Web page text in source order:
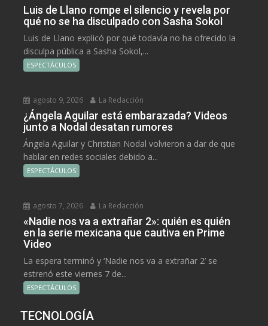
Luis de Llano rompe el silencio y revela por
qué no se ha disculpado con Sasha Sokol
Luis de Llano explicó por qué todavía no ha ofrecido la
disculpa pública a Sasha Sokol,...
ESPECTÁCULOS
agosto 9, 2026 La Redacción
¿Ángela Aguilar está embarazada? Videos
junto a Nodal desatan rumores
Ángela Aguilar y Christian Nodal volvieron a dar de que
hablar en redes sociales debido a...
ESPECTÁCULOS
agosto 7, 2026 La Redacción
«Nadie nos va a extrañar 2»: quién es quién
en la serie mexicana que cautiva en Prime
Video
La espera terminó y ‘Nadie nos va a extrañar 2’ se
estrenó este viernes 7 de...
ESPECTÁCULOS
TECNOLOGÍA